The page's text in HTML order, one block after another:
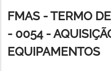
navegação
FMAS - TERMO
- 0054 -
EQUIPAMENTOS